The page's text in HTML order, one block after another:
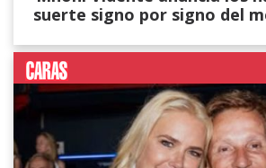
suerte signo por signo del